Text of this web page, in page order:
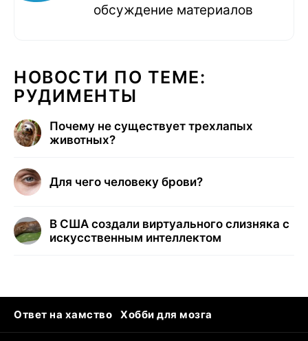
обсуждение материалов
НОВОСТИ ПО ТЕМЕ:
РУДИМЕНТЫ
Почему не существует трехлапых
животных?
Для чего человеку брови?
В США создали виртуального слизняка с
искусственным интеллектом
Ответ на хамство
Хобби для мозга
Бензин 100 и 95
Тунцы в океанариуме